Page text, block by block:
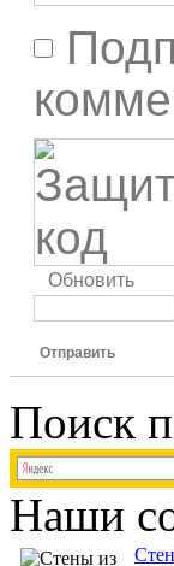
Обновить
Отправить
Поиск
Наши